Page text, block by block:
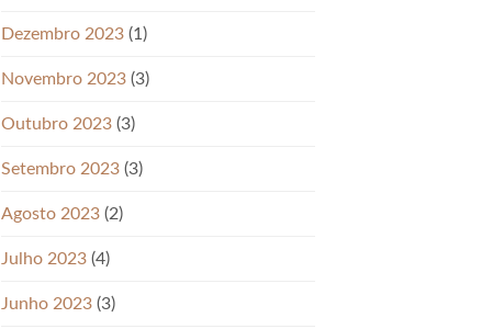
Dezembro 2023 (1)
Novembro 2023 (3)
Outubro 2023 (3)
Setembro 2023 (3)
Agosto 2023 (2)
Julho 2023 (4)
Junho 2023 (3)